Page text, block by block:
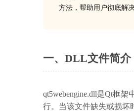
方法，帮助用户彻底解
一、DLL文件简介
qt5webengine.dll是Qt框
行。当该文件缺失或损坏